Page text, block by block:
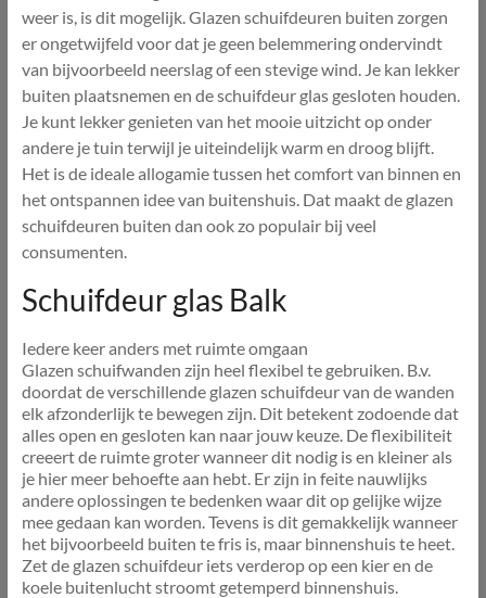
weer is, is dit mogelijk. Glazen schuifdeuren buiten zorgen
er ongetwijfeld voor dat je geen belemmering ondervindt
van bijvoorbeeld neerslag of een stevige wind. Je kan lekker
buiten plaatsnemen en de schuifdeur glas gesloten houden.
Je kunt lekker genieten van het mooie uitzicht op onder
andere je tuin terwijl je uiteindelijk warm en droog blijft.
Het is de ideale allogamie tussen het comfort van binnen en
het ontspannen idee van buitenshuis. Dat maakt de glazen
schuifdeuren buiten dan ook zo populair bij veel
consumenten.
Schuifdeur glas Balk
Iedere keer anders met ruimte omgaan
Glazen schuifwanden zijn heel flexibel te gebruiken. B.v.
doordat de verschillende glazen schuifdeur van de wanden
elk afzonderlijk te bewegen zijn. Dit betekent zodoende dat
alles open en gesloten kan naar jouw keuze. De flexibiliteit
creeert de ruimte groter wanneer dit nodig is en kleiner als
je hier meer behoefte aan hebt. Er zijn in feite nauwlijks
andere oplossingen te bedenken waar dit op gelijke wijze
mee gedaan kan worden. Tevens is dit gemakkelijk wanneer
het bijvoorbeeld buiten te fris is, maar binnenshuis te heet.
Zet de glazen schuifdeur iets verderop op een kier en de
koele buitenlucht stroomt getemperd binnenshuis.